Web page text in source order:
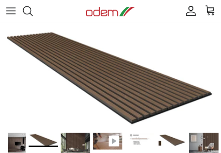
Ir para o conteúdo
Conta